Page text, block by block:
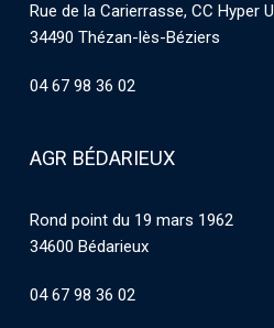
Rue de la Carierrasse, CC Hyper U
34490 Thézan-lès-Béziers
04 67 98 36 02
AGR BÉDARIEUX
Rond point du 19 mars 1962
34600 Bédarieux
04 67 98 36 02